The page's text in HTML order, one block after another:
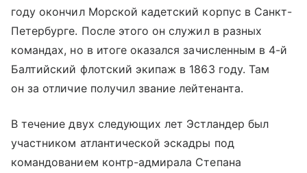
году окончил Морской кадетский корпус в Санкт-
Петербурге. После этого он служил в разных
командах, но в итоге оказался зачисленным в 4-й
Балтийский флотский экипаж в 1863 году. Там
он за отличие получил звание лейтенанта.
В течение двух следующих лет Эстландер был
участником атлантической эскадры под
командованием контр-адмирала Степана